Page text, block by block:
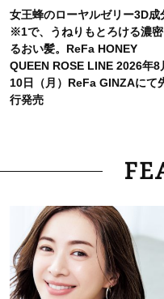
【最旬かご
女王蜂のローヤルゼリー3D成
※1で、うねりもとろける濃密
るおい髪。ReFa HONEY
QUEEN ROSE LINE 2026年8
10日（月）ReFa GINZAにて
行発売